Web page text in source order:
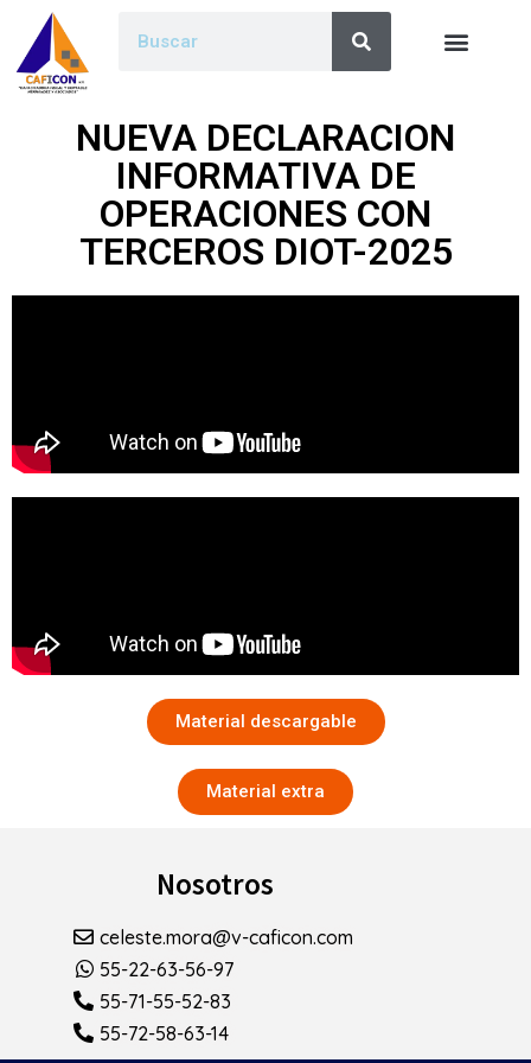
NUEVA DECLARACION
INFORMATIVA DE
OPERACIONES CON
TERCEROS DIOT-2025
Material descargable
Material extra
Nosotros
celeste.mora@v-caficon.com
55-22-63-56-97
55-71-55-52-83
55-72-58-63-14